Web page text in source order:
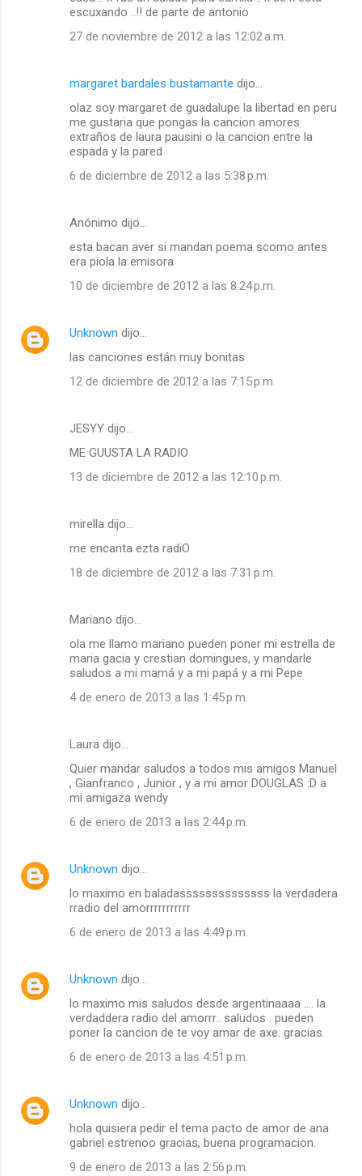
escuxando ..!! de parte de antonio
27 de noviembre de 2012 a las 12:02 a.m.
margaret bardales bustamante dijo…
olaz soy margaret de guadalupe la libertad en peru
me gustaria que pongas la cancion amores
extraños de laura pausini o la cancion entre la
espada y la pared
6 de diciembre de 2012 a las 5:38 p.m.
Anónimo dijo…
esta bacan aver si mandan poema scomo antes
era piola la emisora
10 de diciembre de 2012 a las 8:24 p.m.
Unknown dijo…
las canciones están muy bonitas
12 de diciembre de 2012 a las 7:15 p.m.
JESYY dijo…
ME GUUSTA LA RADIO
13 de diciembre de 2012 a las 12:10 p.m.
mirella dijo…
me encanta ezta radiO
18 de diciembre de 2012 a las 7:31 p.m.
Mariano dijo…
ola me llamo mariano pueden poner mi estrella de
maria gacia y crestian domingues, y mandarle
saludos a mi mamá y a mi papá y a mi Pepe
4 de enero de 2013 a las 1:45 p.m.
Laura dijo…
Quier mandar saludos a todos mis amigos Manuel
, Gianfranco , Junior , y a mi amor DOUGLAS :D a
mi amigaza wendy
6 de enero de 2013 a las 2:44 p.m.
Unknown dijo…
lo maximo en baladassssssssssssss la verdadera
rradio del amorrrrrrrrrrr
6 de enero de 2013 a las 4:49 p.m.
Unknown dijo…
lo maximo mis saludos desde argentinaaaa .... la
verdaddera radio del amorrr.. saludos . pueden
poner la cancion de te voy amar de axe. gracias.
6 de enero de 2013 a las 4:51 p.m.
Unknown dijo…
hola quisiera pedir el tema pacto de amor de ana
gabriel estrenoo gracias, buena programacion.
9 de enero de 2013 a las 2:56 p.m.